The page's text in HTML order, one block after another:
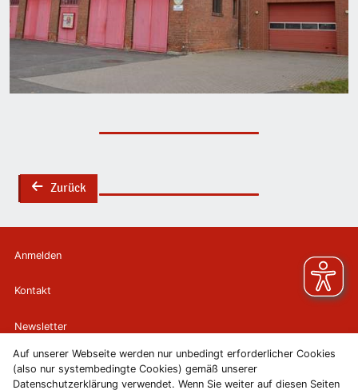
Auf unserer Webseite werden nur unbedingt erforderlicher Cookies
(also nur systembedingte Cookies) gemäß unserer
Datenschutzerklärung verwendet. Wenn Sie weiter auf diesen Seiten
backZurück
Anmelden
Kontakt
Newsletter
Newsletterabmeldung